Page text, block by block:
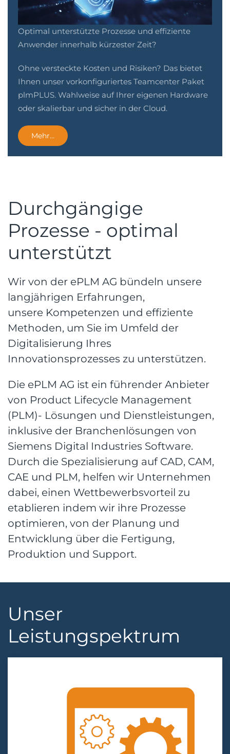
Optimal unterstützte Prozesse und effiziente
Anwender innerhalb kürzester Zeit?
Ohne versteckte Kosten und Risiken? Das bietet
Ihnen unser vorkonfiguriertes Teamcenter Paket
plmPLUS. Wahlweise auf Ihrer eigenen Hardware
oder skalierbar und sicher in der Cloud.
Mehr...
Durchgängige
Prozesse - optimal
unterstützt
Wir von der ePLM AG bündeln unsere
langjährigen Erfahrungen,
unsere Kompetenzen und effiziente
Methoden, um Sie im Umfeld der
Digitalisierung Ihres
Innovationsprozesses zu unterstützen.
Die ePLM AG ist ein führender Anbieter
von Product Lifecycle Management
(PLM)- Lösungen und Dienstleistungen,
inklusive der Branchenlösungen von
Siemens Digital Industries Software.
Durch die Spezialisierung auf CAD, CAM,
CAE und PLM, helfen wir Unternehmen
dabei, einen Wettbewerbsvorteil zu
etablieren indem wir ihre Prozesse
optimieren, von der Planung und
Entwicklung über die Fertigung,
Produktion und Support.
Unser
Leistungspektrum